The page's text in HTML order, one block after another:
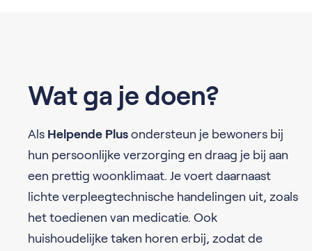
Wat ga je doen?
Als Helpende Plus ondersteun je bewoners bij
hun persoonlijke verzorging en draag je bij aan
een prettig woonklimaat. Je voert daarnaast
lichte verpleegtechnische handelingen uit, zoals
het toedienen van medicatie. Ook
huishoudelijke taken horen erbij, zodat de